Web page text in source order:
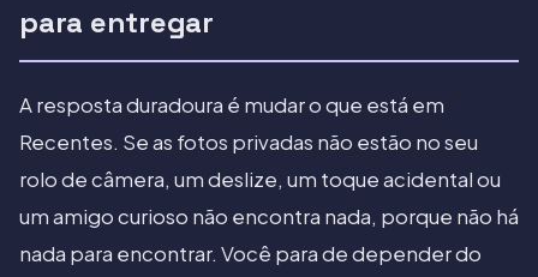
para entregar
A resposta duradoura é mudar o que está em
Recentes. Se as fotos privadas não estão no seu
rolo de câmera, um deslize, um toque acidental ou
um amigo curioso não encontra nada, porque não há
nada para encontrar. Você para de depender do